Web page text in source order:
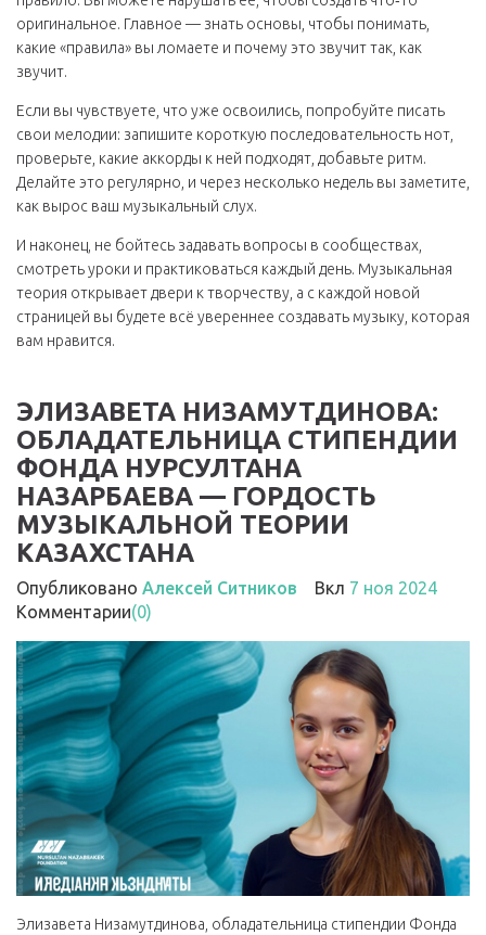
оригинальное. Главное — знать основы, чтобы понимать,
какие «правила» вы ломаете и почему это звучит так, как
звучит.
Если вы чувствуете, что уже освоились, попробуйте писать
свои мелодии: запишите короткую последовательность нот,
проверьте, какие аккорды к ней подходят, добавьте ритм.
Делайте это регулярно, и через несколько недель вы заметите,
как вырос ваш музыкальный слух.
И наконец, не бойтесь задавать вопросы в сообществах,
смотреть уроки и практиковаться каждый день. Музыкальная
теория открывает двери к творчеству, а с каждой новой
страницей вы будете всё увереннее создавать музыку, которая
вам нравится.
ЭЛИЗАВЕТА НИЗАМУТДИНОВА:
ОБЛАДАТЕЛЬНИЦА СТИПЕНДИИ
ФОНДА НУРСУЛТАНА
НАЗАРБАЕВА — ГОРДОСТЬ
МУЗЫКАЛЬНОЙ ТЕОРИИ
КАЗАХСТАНА
Опубликовано Алексей Ситников Вкл 7 ноя 2024
Комментарии(0)
Элизавета Низамутдинова, обладательница стипендии Фонда